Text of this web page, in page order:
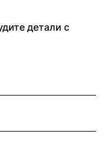
детали с